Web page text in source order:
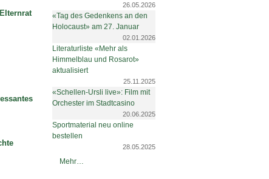
26.05.2026
«Tag des Gedenkens an den
Holocaust» am 27. Januar
02.01.2026
Literaturliste «Mehr als
Himmelblau und Rosarot»
aktualisiert
25.11.2025
«Schellen-Ursli live»: Film mit
Orchester im Stadtcasino
20.06.2025
Sportmaterial neu online
bestellen
28.05.2025
Schlagzeilen des Basler Bildungsservers -
Mehr…